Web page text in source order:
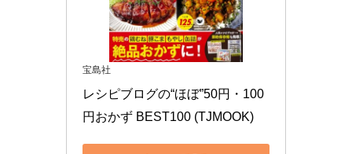
宝島社
レシピブログの“ほぼ”50円・100
円おかず BEST100 (TJMOOK)